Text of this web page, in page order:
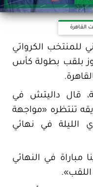
القاهرة
للمنتخب الكرواتي
بلقب بطولة كأس
قال داليتش في
تنتظره «مواجهة
الليلة في نهائي
في النهائي